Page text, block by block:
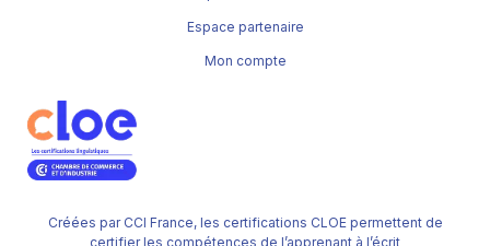
Créées par CCI France, les certifications CLOE permettent de
certifier les compétences de l’apprenant à l’écrit
Espace partenaire
Mon compte